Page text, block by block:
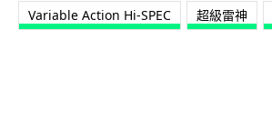
Variable Action Hi-SPEC 超級雷神